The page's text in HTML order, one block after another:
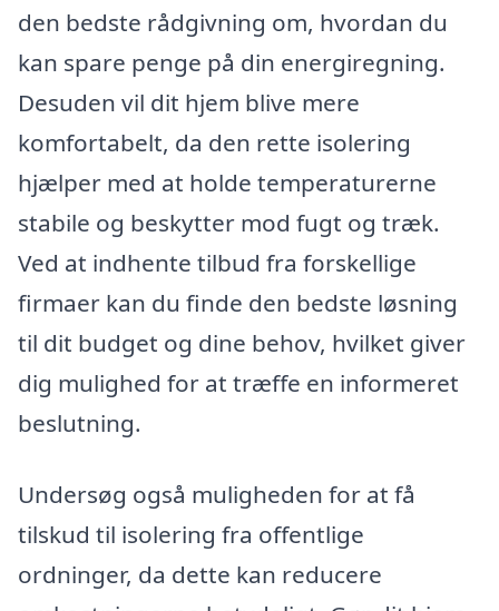
den bedste rådgivning om, hvordan du
kan spare penge på din energiregning.
Desuden vil dit hjem blive mere
komfortabelt, da den rette isolering
hjælper med at holde temperaturerne
stabile og beskytter mod fugt og træk.
Ved at indhente tilbud fra forskellige
firmaer kan du finde den bedste løsning
til dit budget og dine behov, hvilket giver
dig mulighed for at træffe en informeret
beslutning.
Undersøg også muligheden for at få
tilskud til isolering fra offentlige
ordninger, da dette kan reducere